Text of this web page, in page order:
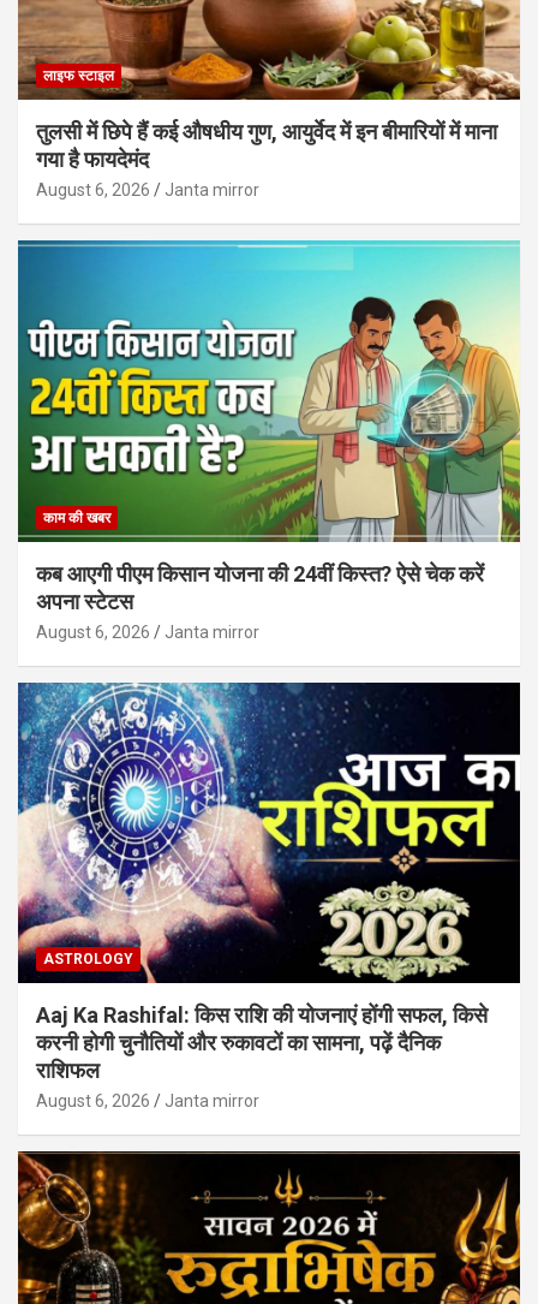
लाइफ स्टाइल
तुलसी में छिपे हैं कई औषधीय गुण, आयुर्वेद में इन बीमारियों में माना
गया है फायदेमंद
August 6, 2026 Janta mirror
काम की खबर
कब आएगी पीएम किसान योजना की 24वीं किस्त? ऐसे चेक करें
अपना स्टेटस
August 6, 2026 Janta mirror
ASTROLOGY
Aaj Ka Rashifal: किस राशि की योजनाएं होंगी सफल, किसे
करनी होगी चुनौतियों और रुकावटों का सामना, पढ़ें दैनिक
राशिफल
August 6, 2026 Janta mirror